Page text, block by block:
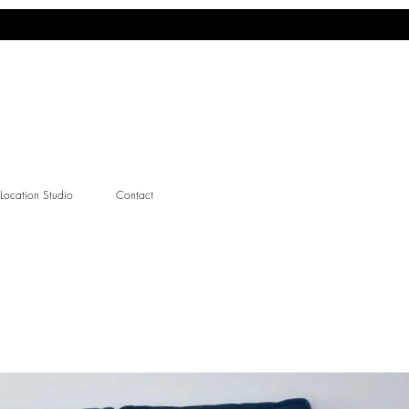
Location Studio Contact